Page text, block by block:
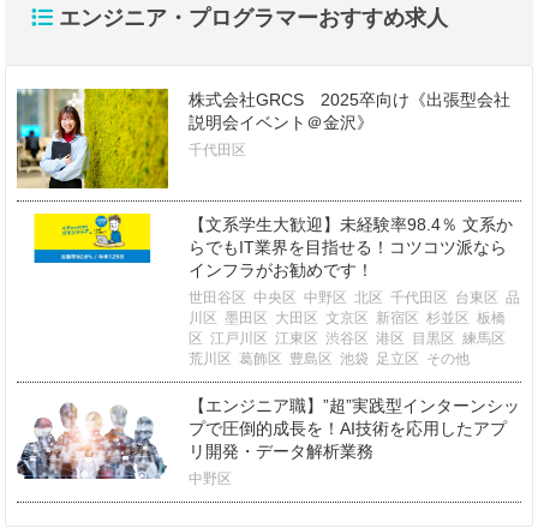
エンジニア・プログラマーおすすめ求人
株式会社GRCS 2025卒向け《出張型会社
説明会イベント＠金沢》
千代田区
【文系学生大歓迎】未経験率98.4％ 文系か
らでもIT業界を目指せる！コツコツ派なら
インフラがお勧めです！
世田谷区 中央区 中野区 北区 千代田区 台東区 品
川区
墨田区 大田区 文京区 新宿区 杉並区 板橋
区 江戸川区 江東区 渋谷区 港区 目黒区 練馬区
荒川区 葛飾区 豊島区 池袋 足立区 その他
【エンジニア職】”超”実践型インターンシッ
プで圧倒的成長を！AI技術を応用したアプ
リ開発・データ解析業務
中野区